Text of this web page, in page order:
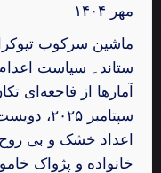
مهر ۱۴۰۴
ماشین سرکوب
ستاند۔ سیاست
آمارها از فاجعه‌ای
سپتامبر
اعداد خشک و بی ‌روح
خانواده و پژواک